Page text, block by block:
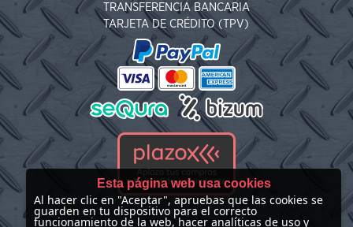
TRANSFERENCIA BANCARIA
TARJETA DE CRÉDITO (TPV)
Esta página web usa cookies
Al hacer clic en "Aceptar", apruebas que las cookies se
guarden en tu dispositivo para el correcto
funcionamiento de la web, hacer analíticas de uso y